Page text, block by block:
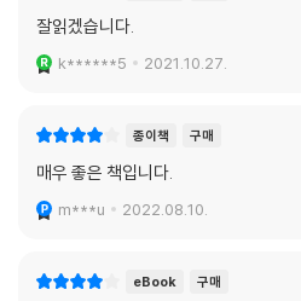
잘읽겠습니다.
k******5 2021.10.27.
종이책 구매
매우 좋은 책입니다.
m***u 2022.08.10.
eBook 구매